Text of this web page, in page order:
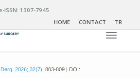
ISSN: 1307-7945
HOME
CONTACT TR
Toggle
2026; 32(7): 803-809 | DOI: